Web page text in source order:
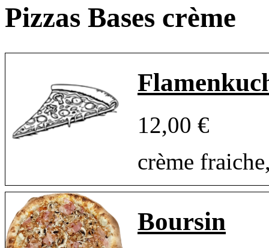
Pizzas Bases crème
12,00 €
crème
Boursin